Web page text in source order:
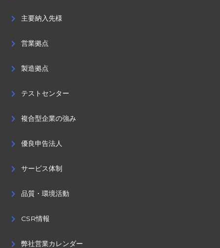
主要納入先様
営業拠点
製造拠点
テストセンター
複合型企業の強み
優良申告法人
サービス体制
品質・環境活動
CSR情報
弊社営業カレンダー